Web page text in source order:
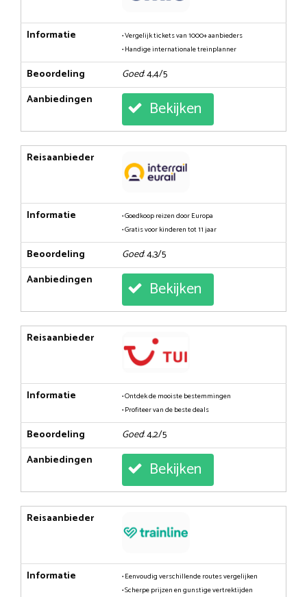
Informatie
• Vergelijk tickets van 1000+ aanbieders
• Handige internationale treinplanner
Beoordeling Goed: 4,4/5
Aanbiedingen
Bekijken
Reisaanbieder
Informatie
• Goedkoop reizen door Europa
• Gratis voor kinderen tot 11 jaar
Beoordeling Goed: 4,3/5
Aanbiedingen
Bekijken
Reisaanbieder
Informatie
• Ontdek de mooiste bestemmingen
• Profiteer van de beste deals
Beoordeling Goed: 4,2/5
Aanbiedingen
Bekijken
Reisaanbieder
Informatie
• Eenvoudig verschillende routes vergelijken
• Scherpe prijzen en gunstige vertrektijden